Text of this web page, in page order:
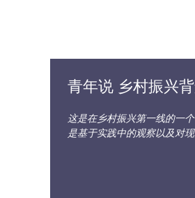
青年说 乡村振兴
这是在乡村振兴第一线的一
是基于实践中的观察以及对现